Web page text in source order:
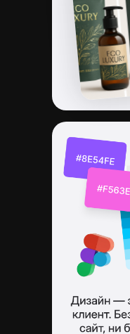
младшего
на себя на